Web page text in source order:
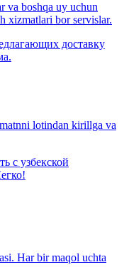
va boshqa uy uchun
xizmatlari bor servislar.
доставку
lotindan kirillga va
с узбекской
Har bir maqol uchta